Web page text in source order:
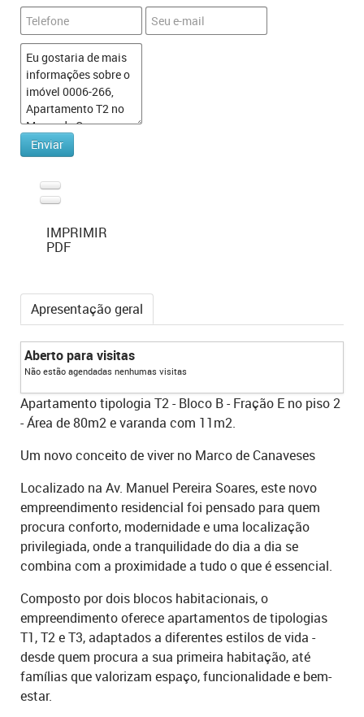
IMPRIMIR
PDF
Apresentação geral
Aberto para visitas
Não estão agendadas nenhumas visitas
Apartamento tipologia T2 - Bloco B - Fração E no piso 2
- Área de 80m2 e varanda com 11m2.
Um novo conceito de viver no Marco de Canaveses
Localizado na Av. Manuel Pereira Soares, este novo
empreendimento residencial foi pensado para quem
procura conforto, modernidade e uma localização
privilegiada, onde a tranquilidade do dia a dia se
combina com a proximidade a tudo o que é essencial.
Composto por dois blocos habitacionais, o
empreendimento oferece apartamentos de tipologias
T1, T2 e T3, adaptados a diferentes estilos de vida -
desde quem procura a sua primeira habitação, até
famílias que valorizam espaço, funcionalidade e bem-
estar.